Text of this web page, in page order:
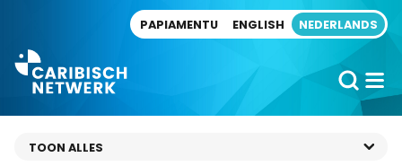
PAPIAMENTU ENGLISH NEDERLANDS